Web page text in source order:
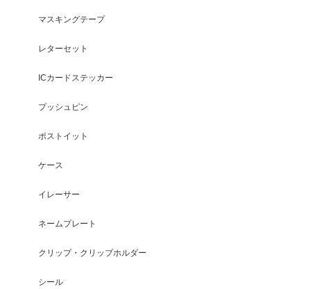
マスキングテープ
レターセット
ICカードステッカー
プッシュピン
ポストイット
ケース
イレーサー
ネームプレート
クリップ・クリップホルダー
シール